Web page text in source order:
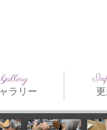
ラリー
覧
覧
掲載
お知ら
技法と
教室ブ